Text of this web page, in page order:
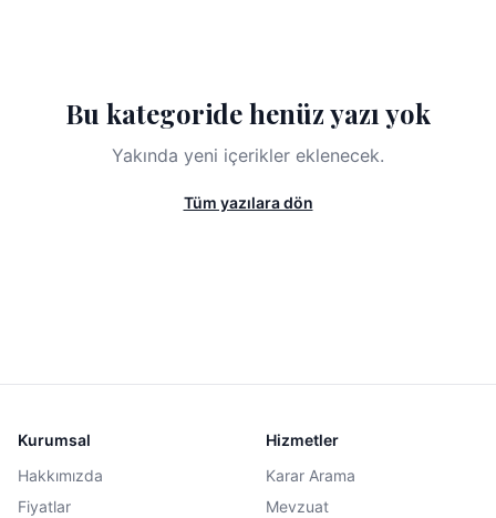
Bu kategoride henüz yazı yok
Yakında yeni içerikler eklenecek.
Tüm yazılara dön
Kurumsal
Hakkımızda
Fiyatlar
Hizmetler
Karar Arama
Mevzuat